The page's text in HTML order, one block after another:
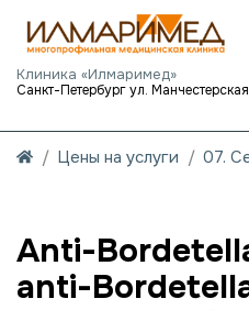
Клиника «Илмаримед»
Цены на услуги 07.
Anti-
anti-